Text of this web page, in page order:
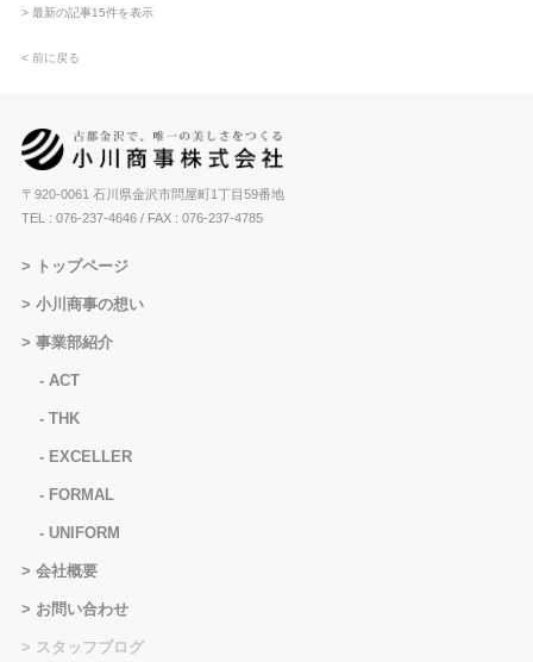
> 最新の記事15件を表示
< 前に戻る
〒920-0061 石川県金沢市問屋町1丁目59番地
TEL : 076-237-4646/ FAX : 076-237-4785
トップページ
小川商事の想い
事業部紹介
ACT
THK
EXCELLER
FORMAL
UNIFORM
会社概要
お問い合わせ
スタッフブログ